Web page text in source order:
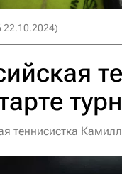
22.10.2024)
теннисистка